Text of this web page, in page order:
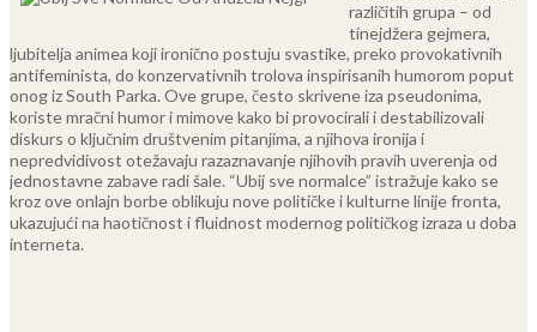
različitih grupa – od
tinejdžera gejmera,
ljubitelja animea koji ironično postuju svastike, preko provokativnih
antifeminista, do konzervativnih trolova inspirisanih humorom poput
onog iz South Parka. Ove grupe, često skrivene iza pseudonima,
koriste mračni humor i mimove kako bi provocirali i destabilizovali
diskurs o ključnim društvenim pitanjima, a njihova ironija i
nepredvidivost otežavaju razaznavanje njihovih pravih uverenja od
jednostavne zabave radi šale. “Ubij sve normalce” istražuje kako se
kroz ove onlajn borbe oblikuju nove političke i kulturne linije fronta,
ukazujući na haotičnost i fluidnost modernog političkog izraza u doba
interneta.